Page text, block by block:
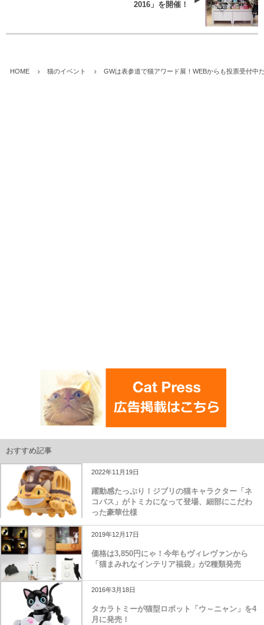
2016」を開催！
HOME 猫のイベント GWは表参道で猫アワード展！WEBからも投票受付中
おすすめ記事
2022年11月19日
躍動感たっぷり！ジブリの猫キャラクター「ネ
コバス」がトミカになって登場、細部にこだわ
った豪華仕様
2019年12月17日
価格は3,850円にゃ！今年もヴィレヴァンから
「猫まみれなインテリア福袋」が2種類発売
2016年3月18日
タカラトミーが猫型ロボット「ウ～ニャン」を4
月に発売！